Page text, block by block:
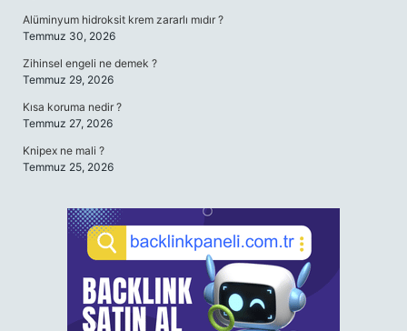
Alüminyum hidroksit krem zararlı mıdır ?
Temmuz 30, 2026
Zihinsel engeli ne demek ?
Temmuz 29, 2026
Kısa koruma nedir ?
Temmuz 27, 2026
Knipex ne mali ?
Temmuz 25, 2026